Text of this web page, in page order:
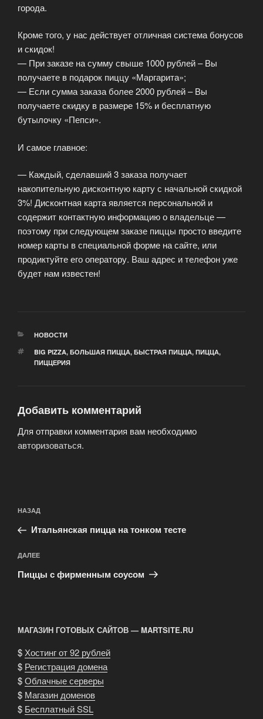
города.
Кроме того, у нас действует отличная система бонусов
и скидок!
— При заказе на сумму свыше 1000 рублей – Вы
получаете в подарок пиццу «Маргарита»;
— Если сумма заказа более 2000 рублей – Вы
получаете скидку в размере 15% и бесплатную
бутылочку «Пепси».
И самое главное:
— Каждый, сделавший 3 заказа получает
накопительную дисконтную карту с начальной скидкой
3%! Дисконтная карта является персональной и
содержит контактную информацию о владельце —
поэтому при следующем заказе пиццы просто введите
номер карты в специальной форме на сайте, или
продиктуйте его оператору. Ваш адрес и телефон уже
будет нам известен!
РУБРИКИ
НОВОСТИ
МЕТКИ
BIG PIZZA, БОЛЬШАЯ ПИЦЦА, БЫСТРАЯ ПИЦЦА, ПИЦЦА,
ПИЦЦЕРИЯ
Добавить комментарий
Для отправки комментария вам необходимо
авторизоваться.
по
записям
Предыдущая
запись:
НАЗАД
Итальянская пицца на тонком тесте
Следующая
запись
ДАЛЕЕ
Пиццы с фирменным соусом
МАГАЗИН ГОТОВЫХ САЙТОВ — MARTSITE.RU
$Хостинг от 92 рублей
$ Регистрация домена
$Облачные серверы
$ Магазин доменов
$ Бесплатный SSL